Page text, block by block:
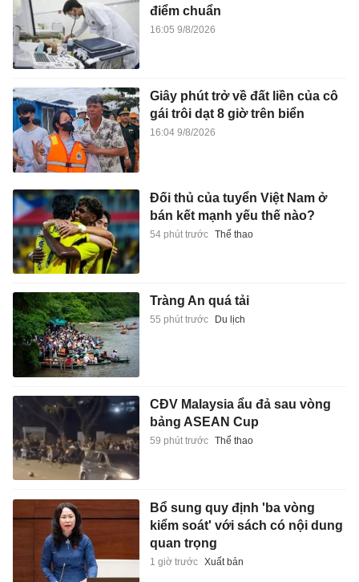
điểm chuẩn
16:05 9/8/2026
Giây phút trở về đất liền của cô
gái trôi dạt 8 giờ trên biển
16:04 9/8/2026
Đối thủ của tuyển Việt Nam ở
bán kết mạnh yếu thế nào?
54 phút trước Thể thao
Tràng An quá tải
55 phút trước Du lịch
CĐV Malaysia ẩu đả sau vòng
bảng ASEAN Cup
59 phút trước Thể thao
Bổ sung quy định 'ba vòng
kiểm soát' với sách có nội dung
quan trọng
1 giờ trước Xuất bản